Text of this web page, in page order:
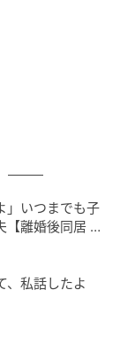
」いつまでも子
離婚後同居 Vo
私話したよ